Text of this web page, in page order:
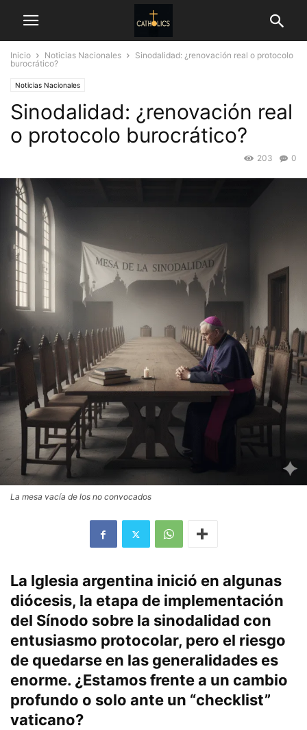
Inicio Noticias Nacionales
Sinodalidad: ¿renovación real o protocolo
burocrático?
Noticias Nacionales
Sinodalidad: ¿renovación real
o protocolo burocrático?
0
203
La mesa vacía de los no convocados
La Iglesia argentina inició en algunas
diócesis, la etapa de implementación
del Sínodo sobre la sinodalidad con
entusiasmo protocolar, pero el riesgo
de quedarse en las generalidades es
enorme. ¿Estamos frente a un cambio
profundo o solo ante un “checklist”
vaticano?